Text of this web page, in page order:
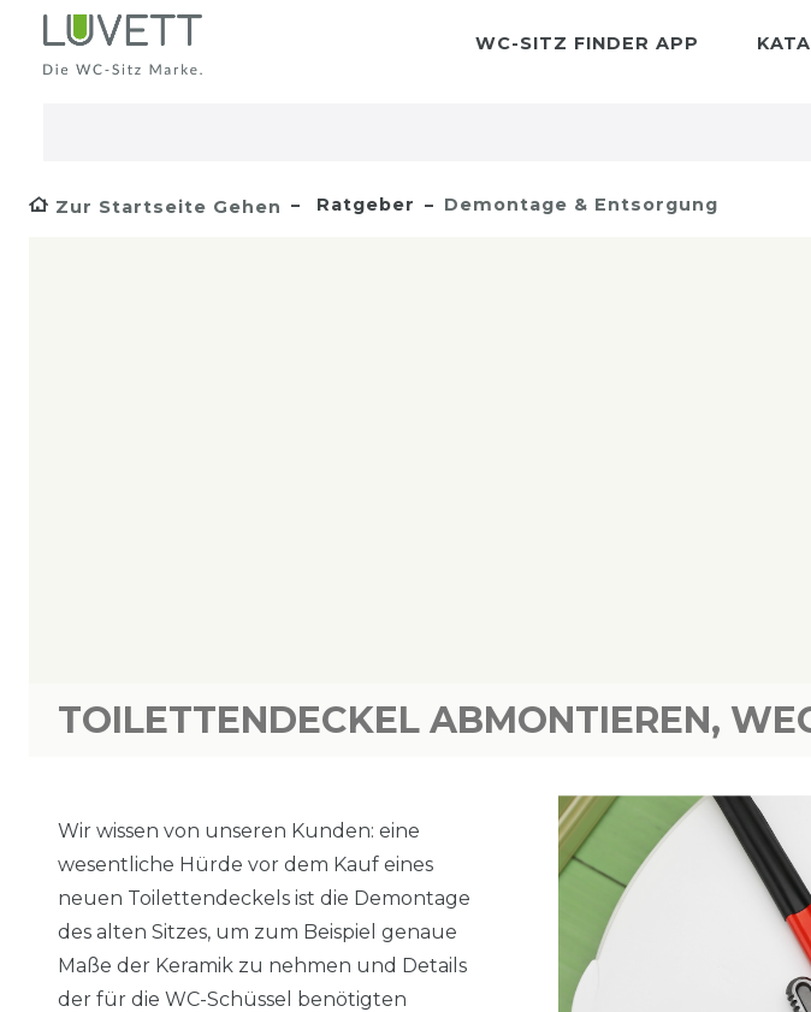
WC-SITZ FINDER APP
Zur Startseite Gehen Ratgeber Demontage & Entsorgung
TOILETTENDECKEL ABMONTIEREN,
Wir wissen von unseren Kunden: eine
wesentliche Hürde vor dem Kauf eines
neuen Toilettendeckels ist die Demontage
des alten Sitzes, um zum Beispiel genaue
Maße der Keramik zu nehmen und Details
der für die WC-Schüssel benötigten